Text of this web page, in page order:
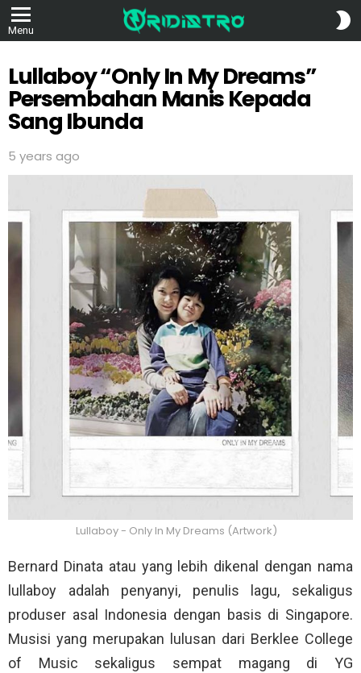
Menu
Lullaboy “Only In My Dreams”
Persembahan Manis Kepada
Sang Ibunda
5 years ago
Lullaboy - Only In My Dreams (Artwork)
Bernard Dinata atau yang lebih dikenal dengan nama
lullaboy adalah penyanyi, penulis lagu, sekaligus
produser asal Indonesia dengan basis di Singapore.
Musisi yang merupakan lulusan dari Berklee College
of Music sekaligus sempat magang di YG